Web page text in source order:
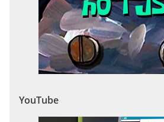
YouTube